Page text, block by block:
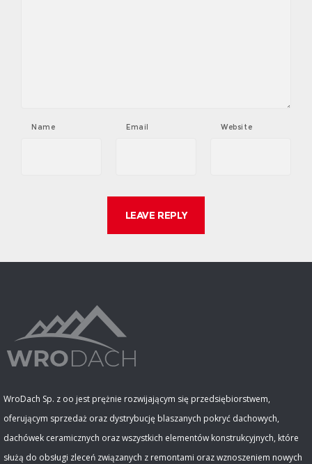
Name Email Website
WroDach Sp. z oo jest prężnie rozwijającym się przedsiębiorstwem,
oferującym sprzedaż oraz dystrybucję blaszanych pokryć dachowych,
dachówek ceramicznych oraz wszystkich elementów konstrukcyjnych, które
służą do obsługi zleceń związanych z remontami oraz wznoszeniem nowych